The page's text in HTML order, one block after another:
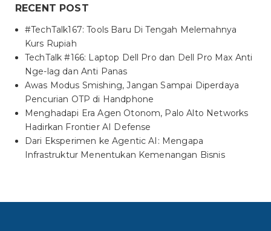
RECENT POST
#TechTalk167: Tools Baru Di Tengah Melemahnya
Kurs Rupiah
TechTalk #166: Laptop Dell Pro dan Dell Pro Max Anti
Nge-lag dan Anti Panas
Awas Modus Smishing, Jangan Sampai Diperdaya
Pencurian OTP di Handphone
Menghadapi Era Agen Otonom, Palo Alto Networks
Hadirkan Frontier AI Defense
Dari Eksperimen ke Agentic AI: Mengapa
Infrastruktur Menentukan Kemenangan Bisnis